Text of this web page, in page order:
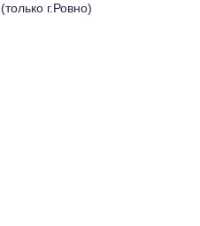
г.Ровно)